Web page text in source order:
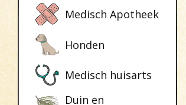
Medisch Apotheek
Honden
Medisch huisarts
Duin en